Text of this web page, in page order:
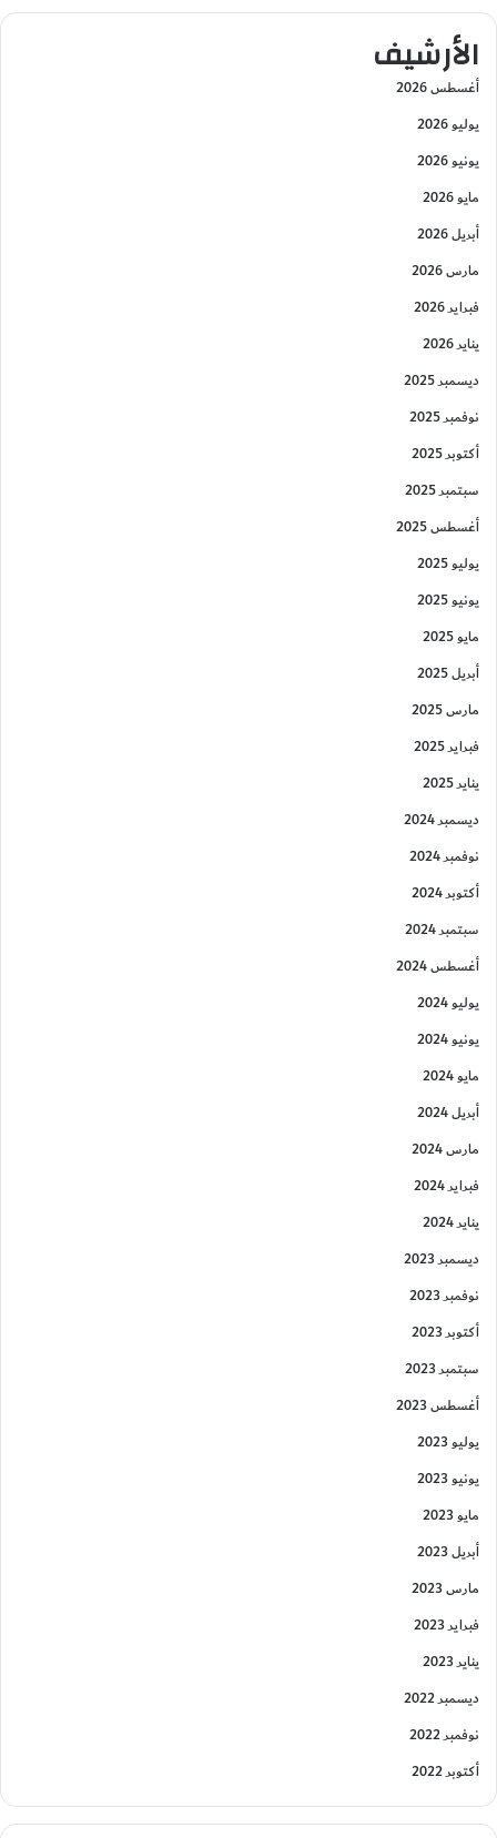
الأرشيف
أغسطس 2026
يوليو 2026
يونيو 2026
مايو 2026
أبريل 2026
مارس 2026
فبراير 2026
يناير 2026
ديسمبر 2025
نوفمبر 2025
أكتوبر 2025
سبتمبر 2025
أغسطس 2025
يوليو 2025
يونيو 2025
مايو 2025
أبريل 2025
مارس 2025
فبراير 2025
يناير 2025
ديسمبر 2024
نوفمبر 2024
أكتوبر 2024
سبتمبر 2024
أغسطس 2024
يوليو 2024
يونيو 2024
مايو 2024
أبريل 2024
مارس 2024
فبراير 2024
يناير 2024
ديسمبر 2023
نوفمبر 2023
أكتوبر 2023
سبتمبر 2023
أغسطس 2023
يوليو 2023
يونيو 2023
مايو 2023
أبريل 2023
مارس 2023
فبراير 2023
يناير 2023
ديسمبر 2022
نوفمبر 2022
أكتوبر 2022